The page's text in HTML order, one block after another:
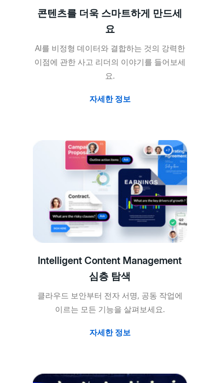
콘텐츠를 더욱 스마트하게 만드세
요
AI를 비정형 데이터와 결합하는 것의 강력한
이점에 관한 사고 리더의 이야기를 들어보세
요.
자세한 정보
Intelligent Content Management
심층 탐색
클라우드 보안부터 전자 서명, 공동 작업에
이르는 모든 기능을 살펴보세요.
자세한 정보